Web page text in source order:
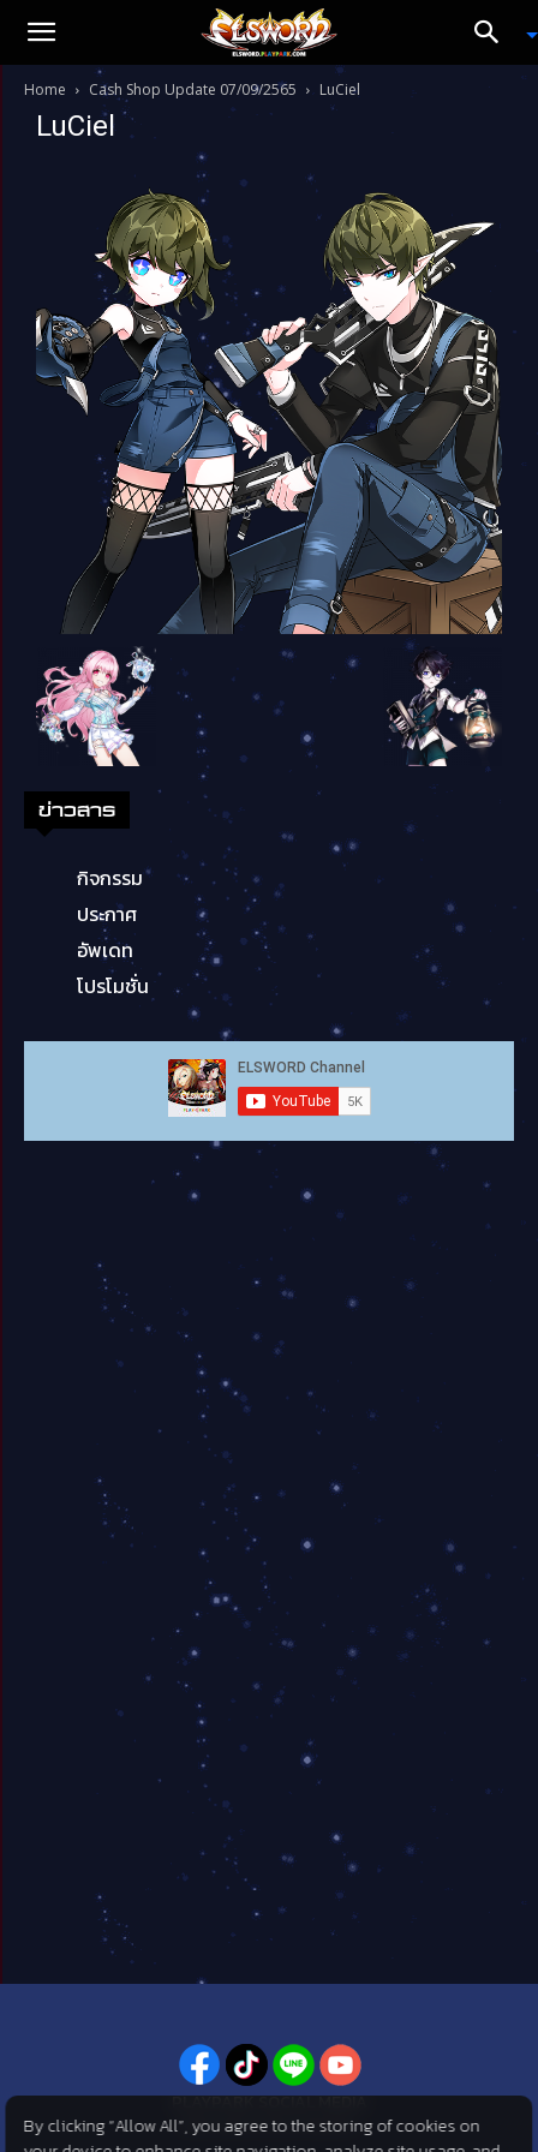
Home Cash Shop Update 07/09/2565 LuCiel
LuCiel
ข่าวสาร
กิจกรรม
ประกาศ
อัพเดท
โปรโมชั่น
PLAYPARK SOCIAL MEDIA
ไม่พลาดทุกข่าวสารจาก PlayPark
By clicking “Allow All”, you agree to the storing of cookies on